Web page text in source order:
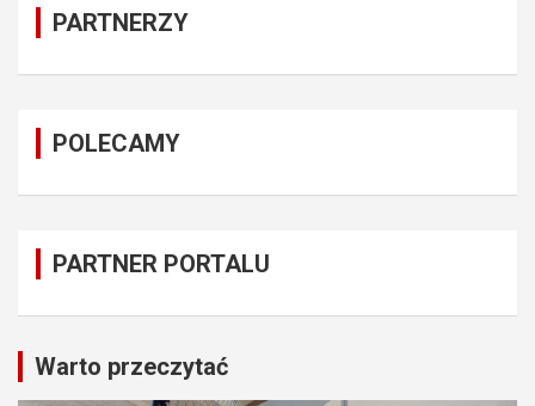
PARTNERZY
POLECAMY
PARTNER PORTALU
Warto przeczytać